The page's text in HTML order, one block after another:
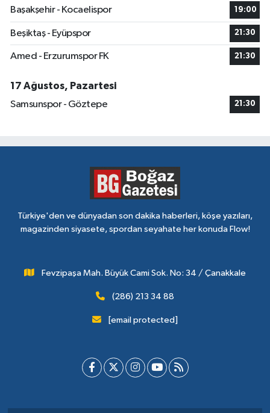
Başakşehir - Kocaelispor
19:00
Beşiktaş - Eyüpspor 21:30
Amed - Erzurumspor FK 21:30
17 Ağustos, Pazartesi
Samsunspor - Göztepe
21:30
Türkiye'den ve dünyadan son dakika haberleri, köşe yazıları,
magazinden siyasete, spordan seyahate her konuda Flow!
Fevzipaşa Mah. Büyük Cami Sok. No: 34 / Çanakkale
(286) 213 34 88
[email protected]